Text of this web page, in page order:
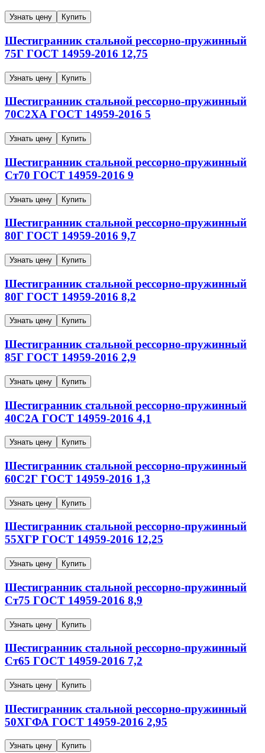
Узнать цену Купить
Шестигранник стальной рессорно-пружинный
75Г ГОСТ 14959-2016 12,75
Узнать цену Купить
Шестигранник стальной рессорно-пружинный
70С2ХА ГОСТ 14959-2016 5
Узнать цену Купить
Шестигранник стальной рессорно-пружинный
Ст70 ГОСТ 14959-2016 9
Узнать цену Купить
Шестигранник стальной рессорно-пружинный
80Г ГОСТ 14959-2016 9,7
Узнать цену Купить
Шестигранник стальной рессорно-пружинный
80Г ГОСТ 14959-2016 8,2
Узнать цену Купить
Шестигранник стальной рессорно-пружинный
85Г ГОСТ 14959-2016 2,9
Узнать цену Купить
Шестигранник стальной рессорно-пружинный
40С2А ГОСТ 14959-2016 4,1
Узнать цену Купить
Шестигранник стальной рессорно-пружинный
60С2Г ГОСТ 14959-2016 1,3
Узнать цену Купить
Шестигранник стальной рессорно-пружинный
55ХГР ГОСТ 14959-2016 12,25
Узнать цену Купить
Шестигранник стальной рессорно-пружинный
Ст75 ГОСТ 14959-2016 8,9
Узнать цену Купить
Шестигранник стальной рессорно-пружинный
Ст65 ГОСТ 14959-2016 7,2
Узнать цену Купить
Шестигранник стальной рессорно-пружинный
50ХГФА ГОСТ 14959-2016 2,95
Узнать цену Купить